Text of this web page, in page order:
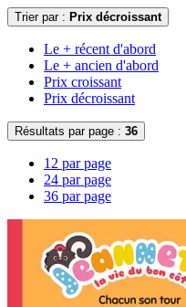
Trier par : Prix décroissant
Le + récent d'abord
Le + ancien d'abord
Prix croissant
Prix décroissant
Résultats par page : 36
12 par page
24 par page
36 par page